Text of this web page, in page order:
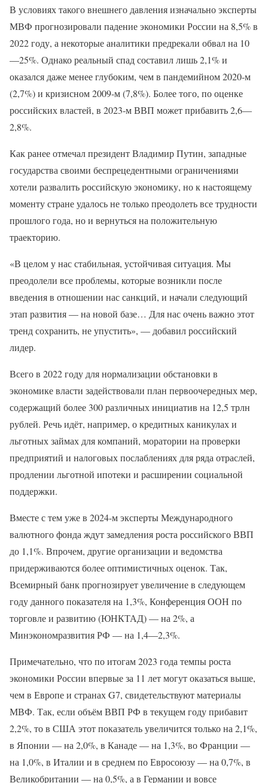
В условиях такого внешнего давления изначально эксперты
МВФ прогнозировали падение экономики России на 8,5% в
2022 году, а некоторые аналитики предрекали обвал на 10
—25%. Однако реальный спад составил лишь 2,1% и
оказался даже менее глубоким, чем в пандемийном 2020-м
(2,7%) и кризисном 2009-м (7,8%). Более того, по оценке
российских властей, в 2023-м ВВП может прибавить 2,6—
2,8%.
Как ранее отмечал президент Владимир Путин, западные
государства своими беспрецедентными ограничениями
хотели развалить российскую экономику, но к настоящему
моменту стране удалось не только преодолеть все трудности
прошлого года, но и вернуться на положительную
траекторию.
«В целом у нас стабильная, устойчивая ситуация. Мы
преодолели все проблемы, которые возникли после
введения в отношении нас санкций, и начали следующий
этап развития — на новой базе… Для нас очень важно этот
тренд сохранить, не упустить», — добавил российский
лидер.
Всего в 2022 году для нормализации обстановки в
экономике власти задействовали план первоочередных мер,
содержащий более 300 различных инициатив на 12,5 трлн
рублей. Речь идёт, например, о кредитных каникулах и
льготных займах для компаний, моратории на проверки
предприятий и налоговых послаблениях для ряда отраслей,
продлении льготной ипотеки и расширении социальной
поддержки.
Вместе с тем уже в 2024-м эксперты Международного
валютного фонда ждут замедления роста российского ВВП
до 1,1%. Впрочем, другие организации и ведомства
придерживаются более оптимистичных оценок. Так,
Всемирный банк прогнозирует увеличение в следующем
году данного показателя на 1,3%, Конференция ООН по
торговле и развитию (ЮНКТАД) — на 2%, а
Минэкономразвития РФ — на 1,4—2,3%.
Примечательно, что по итогам 2023 года темпы роста
экономики России впервые за 11 лет могут оказаться выше,
чем в Европе и странах G7, свидетельствуют материалы
МВФ. Так, если объём ВВП РФ в текущем году прибавит
2,2%, то в США этот показатель увеличится только на 2,1%,
в Японии — на 2,0%, в Канаде — на 1,3%, во Франции —
на 1,0%, в Италии и в среднем по Евросоюзу — на 0,7%, в
Великобритании — на 0,5%, а в Германии и вовсе